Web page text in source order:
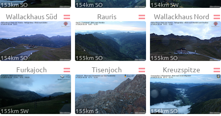
153km SO 154km SO 154km SW
Wallackhaus Süd
154km SO
Rauris
155km SO
Wallackhaus Nord
155km SO
Furkajoch
155km SW
Tisenjoch
155km S
Kreuzspitze
156km SO